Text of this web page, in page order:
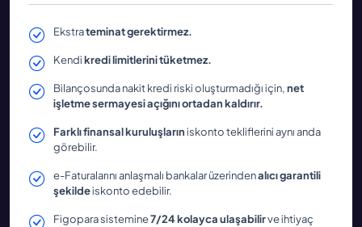
Ekstrateminat gerektirmez.
Kendikredi limitlerini tüketmez.
Bilançosunda nakit kredi riski oluşturmadığı için,net
işletme sermayesi açığını ortadan kaldırır.
Farklı finansal kuruluşlarıniskonto tekliflerini aynı anda
görebilir.
e-Faturalarını anlaşmalı bankalar üzerindenalıcı garantili
şekildeiskonto edebilir.
Figopara sistemine7/24 kolayca ulaşabilirve ihtiyaç